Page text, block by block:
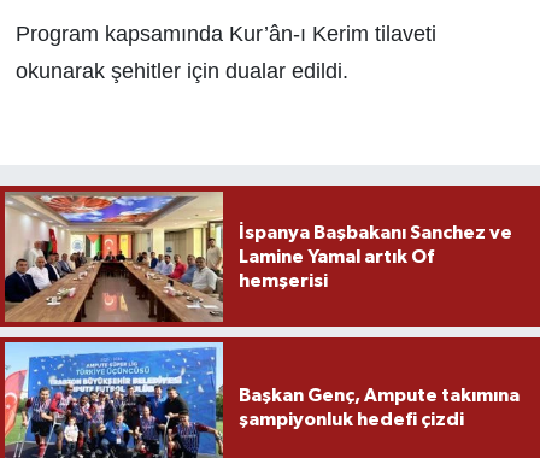
Program kapsamında Kur’ân-ı Kerim tilaveti
okunarak şehitler için dualar edildi.
İspanya Başbakanı Sanchez ve
Lamine Yamal artık Of
hemşerisi
Başkan Genç, Ampute takımına
şampiyonluk hedefi çizdi